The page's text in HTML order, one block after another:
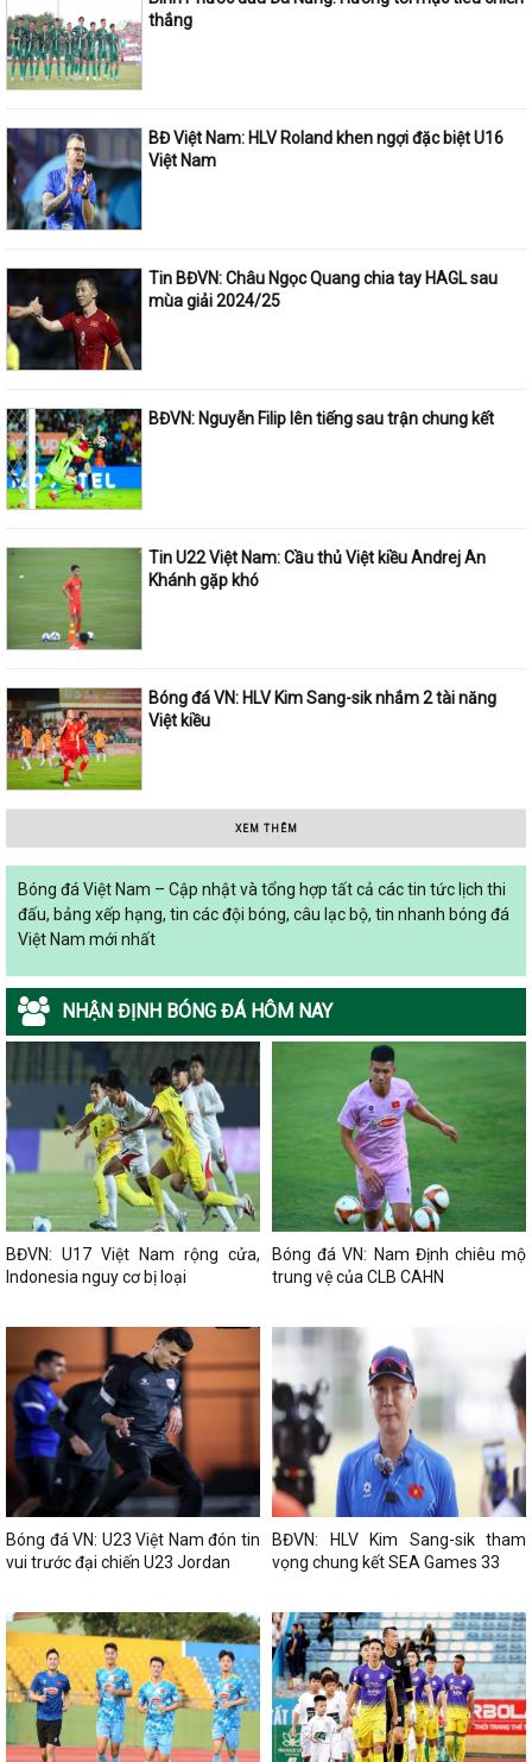
thắng
BĐ Việt Nam: HLV Roland khen ngợi đặc biệt U16
Việt Nam
Tin BĐVN: Châu Ngọc Quang chia tay HAGL sau
mùa giải 2024/25
BĐVN: Nguyễn Filip lên tiếng sau trận chung kết
Tin U22 Việt Nam: Cầu thủ Việt kiều Andrej An
Khánh gặp khó
Bóng đá VN: HLV Kim Sang-sik nhắm 2 tài năng
Việt kiều
XEM THÊM
Bóng đá Việt Nam – Cập nhật và tổng hợp tất cả các tin tức lịch thi
đấu, bảng xếp hạng, tin các đội bóng, câu lạc bộ, tin nhanh bóng đá
Việt Nam mới nhất
NHẬN ĐỊNH BÓNG ĐÁ HÔM NAY
BĐVN: U17 Việt Nam rộng cửa,
Indonesia nguy cơ bị loại
Bóng đá VN: Nam Định chiêu mộ
trung vệ của CLB CAHN
Bóng đá VN: U23 Việt Nam đón tin
vui trước đại chiến U23 Jordan
BĐVN: HLV Kim Sang-sik tham
vọng chung kết SEA Games 33